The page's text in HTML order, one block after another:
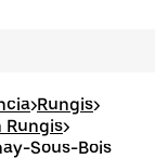
>Rungis>
Rungis>
Sous-Bois